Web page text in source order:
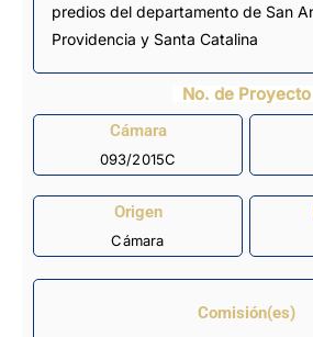
predios del departamento de San
Providencia y Santa Catalina
No. de Proyecto
Cámara
093/2015C
Origen
Cámara
Comisión(es)